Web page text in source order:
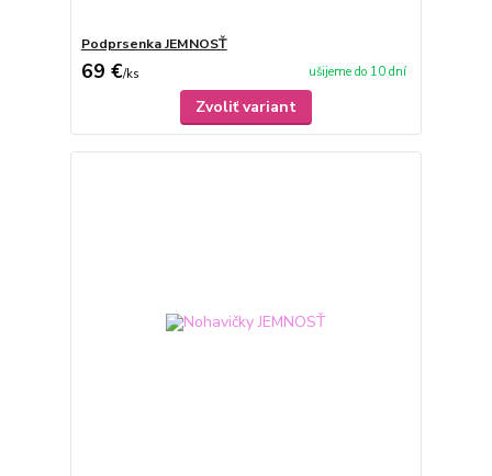
Podprsenka JEMNOSŤ
69 €/ks ušijeme do 10 dní
Zvoliť variant